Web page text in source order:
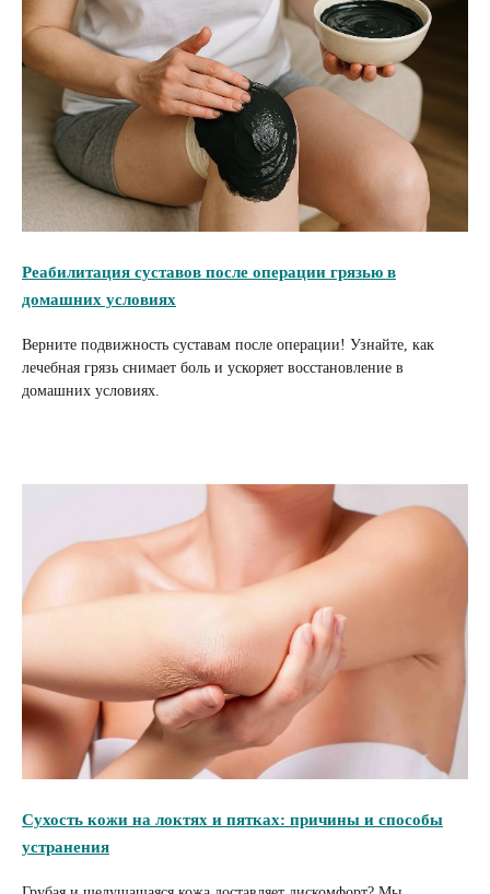
Реабилитация суставов после операции грязью в
домашних условиях
Верните подвижность суставам после операции! Узнайте, как
лечебная грязь снимает боль и ускоряет восстановление в
домашних условиях.
Сухость кожи на локтях и пятках: причины и способы
устранения